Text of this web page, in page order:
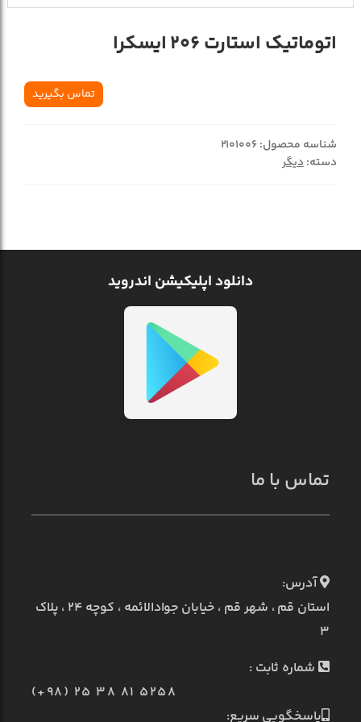
اتوماتيک استارت 206 ايسکرا
تماس بگیرید
شناسه محصول:2101006
دسته:دیگر
دانلود اپلیکیشن اندروید
تماس با ما
آدرس:
استان قم ، شهر قم ، خیابان جوادالائمه ، کوچه ۲۴ ، پلاک
۳
شماره ثابت :
(+98) 25 38 81 5258
پاسخگویی سریع: